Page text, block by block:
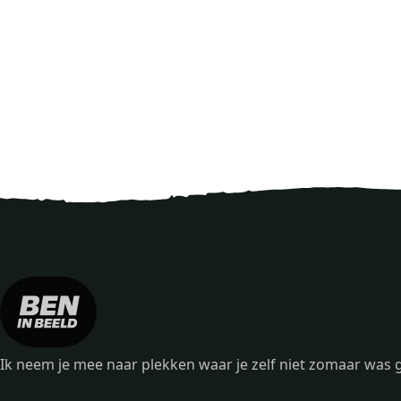
Ik neem je mee naar plekken waar je zelf niet zomaar was